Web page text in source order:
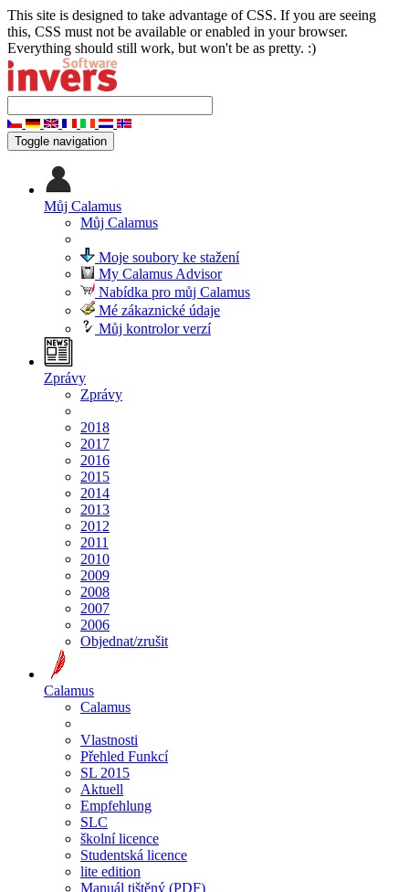
This site is designed to take advantage of CSS. If you are seeing
this, CSS must not be available or enabled in your browser.
Everything should still work, but won't be as pretty. :)
Toggle navigation
Můj Calamus
Můj Calamus
Moje soubory ke stažení
My Calamus Advisor
Nabídka pro můj Calamus
Mé zákaznické údaje
Můj kontrolor verzí
Zprávy
Zprávy
2018
2017
2016
2015
2014
2013
2012
2011
2010
2009
2008
2007
2006
Objednat/zrušit
Calamus
Calamus
Vlastnosti
Přehled Funkcí
SL 2015
Aktuell
Empfehlung
SLC
školní licence
Studentská licence
lite edition
Manuál tištěný (PDF)